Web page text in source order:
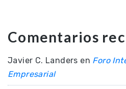
Comentarios
Javier C. Landers en Foro
Empresarial